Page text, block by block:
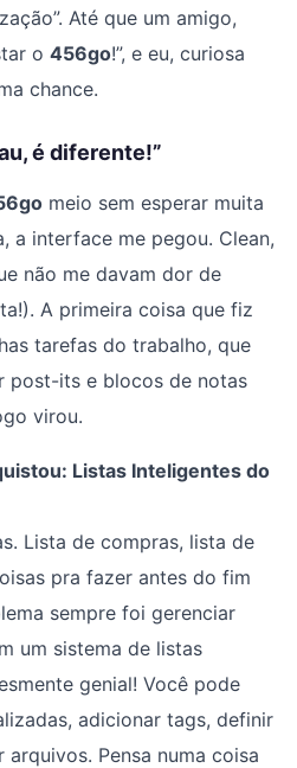
Até que um amigo,
o 456go!”, e eu, curiosa
chance.
é diferente!”
meio sem esperar muita
a interface me pegou. Clean,
não me davam dor de
A primeira coisa que fiz
tarefas do trabalho, que
post-its e blocos de notas
virou.
Listas Inteligentes do
Lista de compras, lista de
pra fazer antes do fim
sempre foi gerenciar
um sistema de listas
genial! Você pode
adicionar tags, definir
Pensa numa coisa